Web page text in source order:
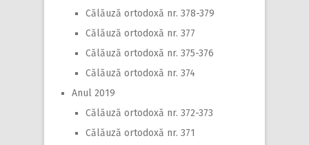
Călăuză ortodoxă nr. 378-379
Călăuză ortodoxă nr. 377
Călăuză ortodoxă nr. 375-376
Călăuză ortodoxă nr. 374
Anul 2019
Călăuză ortodoxă nr. 372-373
Călăuză ortodoxă nr. 371